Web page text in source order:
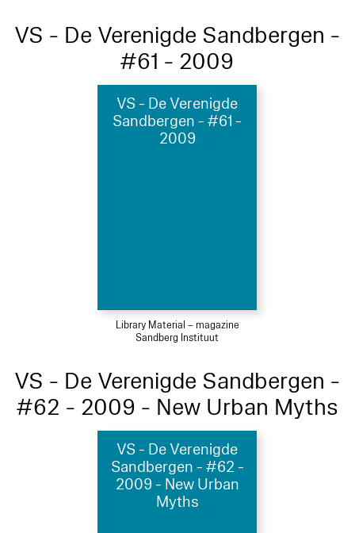
VS - De Verenigde Sandbergen -
#61 - 2009
VS - De Verenigde
Sandbergen - #61 -
2009
Library Material – magazine
Sandberg Instituut
VS - De Verenigde Sandbergen -
#62 - 2009 - New Urban Myths
VS - De Verenigde
Sandbergen - #62 -
2009 - New Urban
Myths